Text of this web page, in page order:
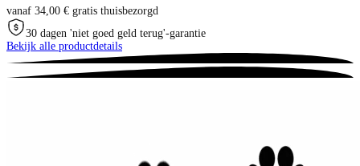
vanaf 34,00 € gratis thuisbezorgd
30 dagen 'niet goed geld terug'-garantie
Bekijk alle productdetails